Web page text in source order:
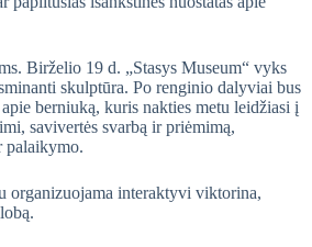
Birželio 19 d. „Stasys Museum“ vyks
skulptūra. Po renginio dalyviai bus
berniuką, kuris nakties metu leidžiasi į
savivertės svarbą ir priėmimą,
palaikymo.
organizuojama interaktyvi viktorina,